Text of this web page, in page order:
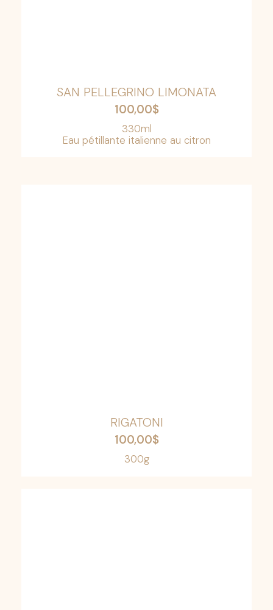
SAN PELLEGRINO LIMONATA
100,00$
330ml
Eau pétillante italienne au citron
RIGATONI
100,00$
300g